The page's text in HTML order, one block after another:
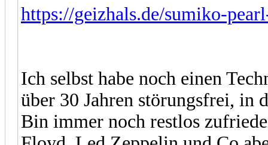
https://geizhals.de/sumiko-
Ich selbst habe noch einen
über 30 Jahren störungsfrei, in
Bin immer noch restlos